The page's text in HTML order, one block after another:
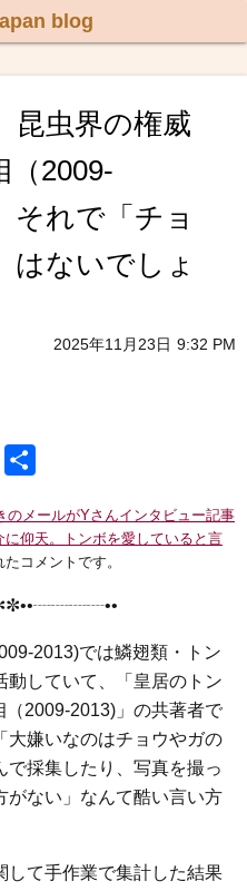
blog
昆虫界の権威
（2009-
れで「チョ
はないでしょ
2025年11月23日 9:32 PM
のメールがYさんインタビュー記事
仰天。トンボを愛していると言
コメントです。
2013)では鱗翅類・トン
動していて、「皇居のトン
2009-2013)」の共著者で
大嫌いなのはチョウやガの
採集したり、写真を撮っ
がない」なんて酷い言い方
して手作業で集計した結果